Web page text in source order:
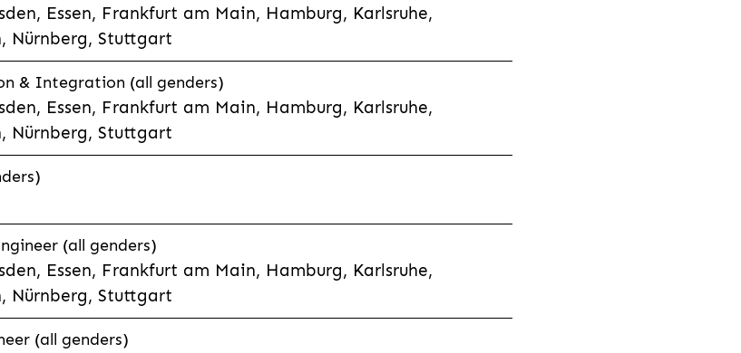
Essen, Frankfurt am Main, Hamburg, Karlsruhe,
Nürnberg, Stuttgart
& Integration (all genders)
Essen, Frankfurt am Main, Hamburg, Karlsruhe,
Nürnberg, Stuttgart
(all genders)
Essen, Frankfurt am Main, Hamburg, Karlsruhe,
Nürnberg, Stuttgart
(all genders)